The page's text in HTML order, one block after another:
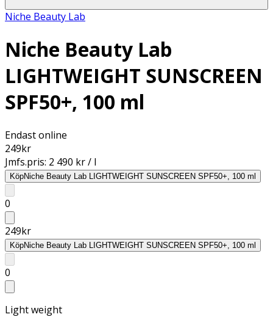
Niche Beauty Lab
Niche Beauty Lab
LIGHTWEIGHT SUNSCREEN
SPF50+, 100 ml
Endast online
249kr
Jmfs.pris: 2 490 kr / l
KöpNiche Beauty Lab LIGHTWEIGHT SUNSCREEN SPF50+, 100 ml
0
249kr
KöpNiche Beauty Lab LIGHTWEIGHT SUNSCREEN SPF50+, 100 ml
0
Light weight